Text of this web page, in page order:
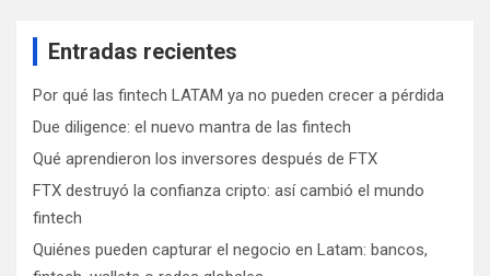
Entradas recientes
Por qué las fintech LATAM ya no pueden crecer a pérdida
Due diligence: el nuevo mantra de las fintech
Qué aprendieron los inversores después de FTX
FTX destruyó la confianza cripto: así cambió el mundo
fintech
Quiénes pueden capturar el negocio en Latam: bancos,